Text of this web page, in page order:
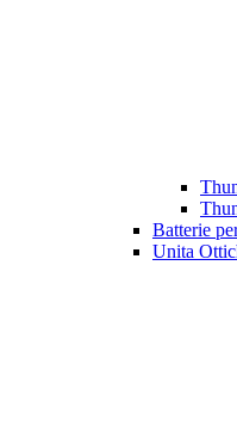
Batterie
Unita